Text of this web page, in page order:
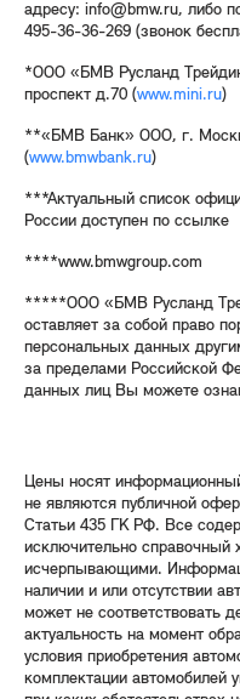
адресу: info@bmw.ru, либо
495-36-36-269 (звонок
*ООО «БМВ Русланд
проспект д.70 (www.mini.ru)
**«БМВ Банк» ООО, г.
(www.bmwbank.ru)
***Актуальный список
России доступен по ссылке
****www.bmwgroup.com
*****ООО «БМВ Русланд
оставляет за собой право
персональных данных
за пределами Российской
данных лиц Вы можете
Цены носят
не являются публичной
Статьи 435 ГК РФ. Все
исключительно справочный
исчерпывающими.
наличии и или отсутствии
может не соответствовать
актуальность на момент
условия приобретения
комплектации автомобилей